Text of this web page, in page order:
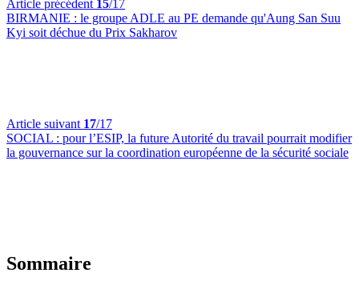
Article précédent 15/17
BIRMANIE : le groupe ADLE au PE demande qu'Aung San Suu
Kyi soit déchue du Prix Sakharov
Article suivant 17/17
SOCIAL : pour l’ESIP, la future Autorité du travail pourrait modifier
la gouvernance sur la coordination européenne de la sécurité sociale
Sommaire